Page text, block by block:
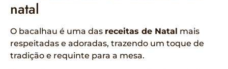
natal
O bacalhau é uma das receitas de Natal mais
respeitadas e adoradas, trazendo um toque de
tradição e requinte para a mesa.